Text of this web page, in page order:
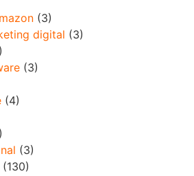
(3)
digital (3)
(3)
(4)
(3)
(130)